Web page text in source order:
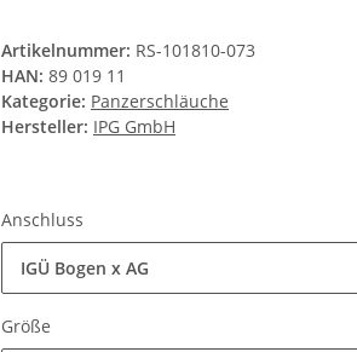
Artikelnummer: RS-101810-073
HAN: 89 019 11
Kategorie: Panzerschläuche
Hersteller: IPG GmbH
Anschluss
IGÜ Bogen x AG
Größe